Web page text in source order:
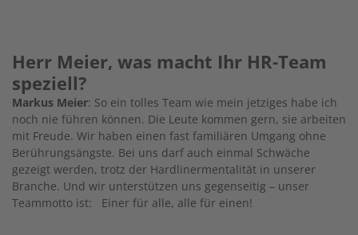
Herr Meier, was macht Ihr HR-Team
speziell?
Markus Meier: So ein tolles Team wie mein jetziges habe ich
noch nie führen können. Die Leute kommen gern, sie arbeiten
mit Freude. Wir haben einen fast familiären Umgang ohne
Berührungsängste. Bei uns darf auch einmal Schwäche
gezeigt werden, trotz der Hardlinermentalität in unserer
Branche. Und wir unterstützen uns gegenseitig – unser
Teammotto ist: Einer für alle, alle für einen!